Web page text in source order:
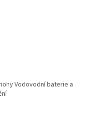
Vodovodní baterie a